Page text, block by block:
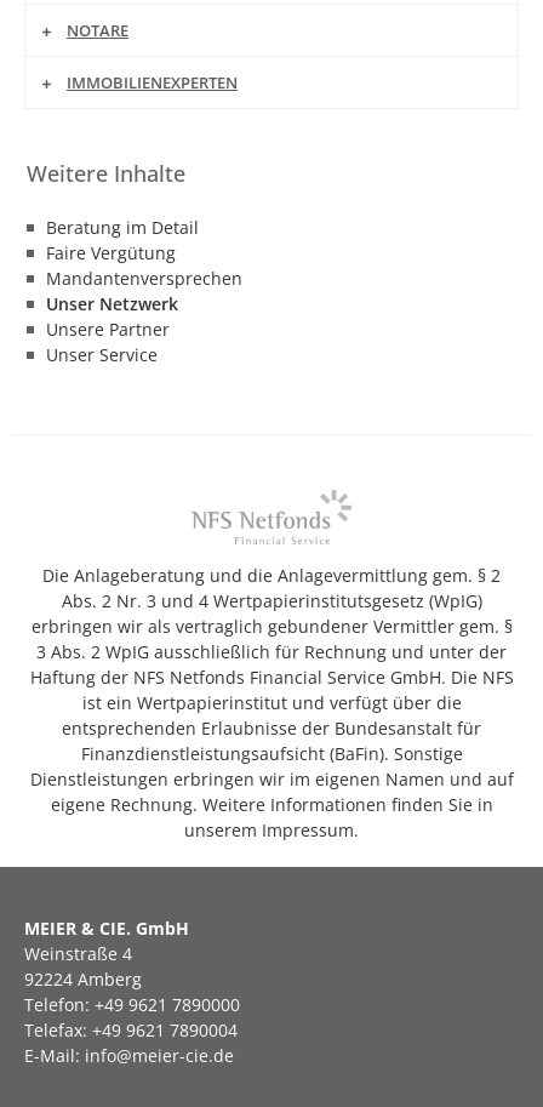
NOTARE
IMMOBILIENEXPERTEN
Beratung im Detail
Faire Vergütung
Mandantenversprechen
Unser Netzwerk
Unsere Partner
Unser Service
Die Anlageberatung und die Anlagevermittlung gem. § 2
Abs. 2 Nr. 3 und 4 Wertpapierinstitutsgesetz (WpIG)
erbringen wir als vertraglich gebundener Vermittler gem. §
3 Abs. 2 WpIG ausschließlich für Rechnung und unter der
Haftung der NFS Netfonds Financial Service GmbH. Die NFS
ist ein Wertpapierinstitut und verfügt über die
entsprechenden Erlaubnisse der Bundesanstalt für
Finanzdienstleistungsaufsicht (BaFin). Sonstige
Dienstleistungen erbringen wir im eigenen Namen und auf
eigene Rechnung. Weitere Informationen finden Sie in
unserem Impressum.
MEIER & CIE. GmbH
Weinstraße 4
92224 Amberg
Telefon: +49 9621 7890000
Telefax: +49 9621 7890004
E-Mail: info@meier-cie.de